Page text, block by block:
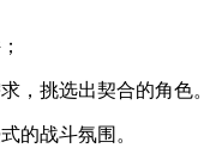
，挑选出契合的角色。
的战斗氛围。